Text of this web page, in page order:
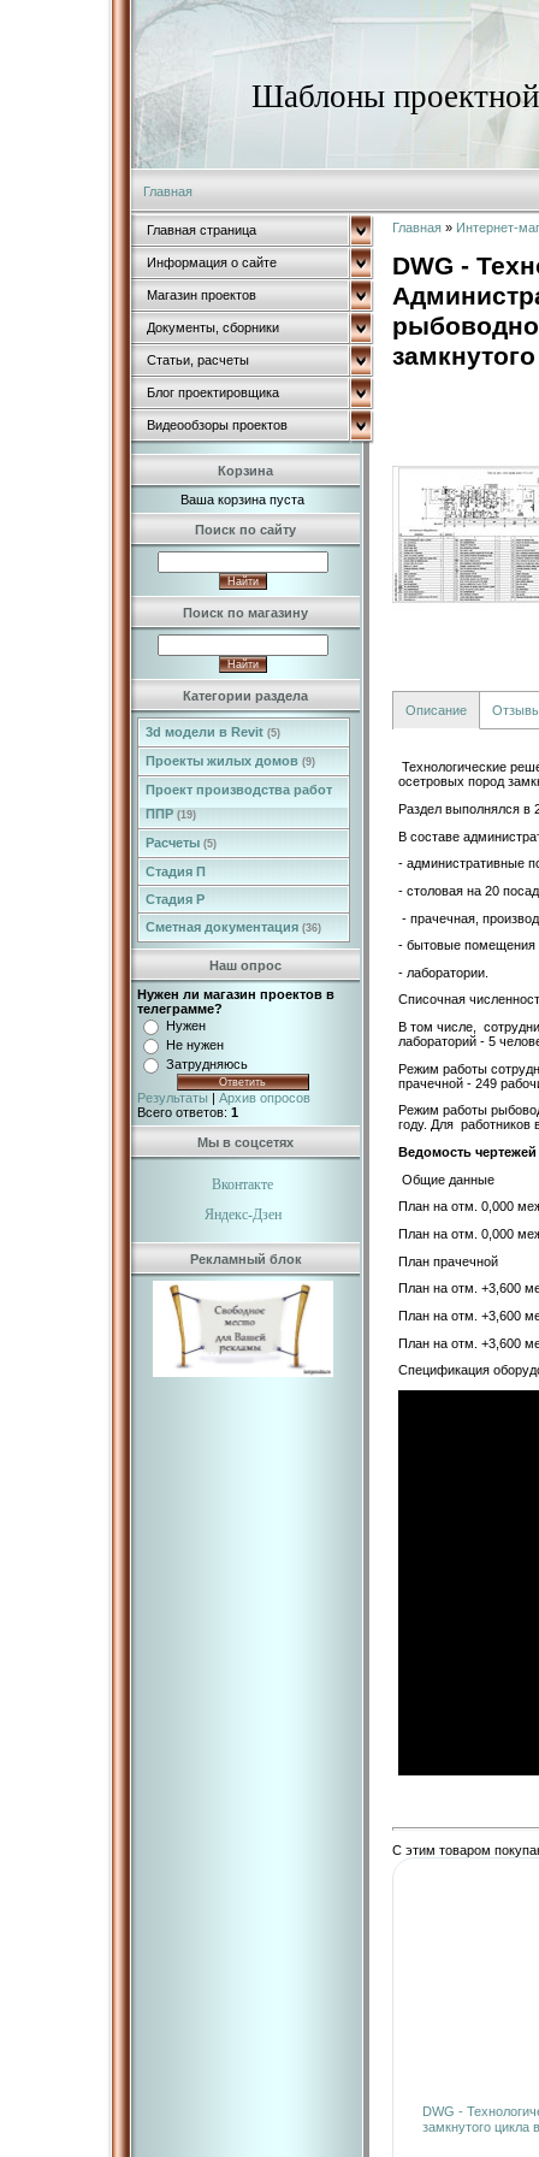
Шаблоны
Главная
Главная страница
Информация о сайте
Магазин проектов
Документы, сборники
Статьи, расчеты
Блог проектировщика
Видеообзоры проектов
Корзина
Ваша корзина пуста
Поиск по сайту
Поиск по магазину
Категории раздела
3d модели в Revit (5)
Проекты жилых домов (9)
Проект производства работ
ППР (19)
Расчеты (5)
Стадия П
Стадия Р
Сметная документация (36)
Наш опрос
Нужен ли магазин проектов в
телеграмме?
Нужен
Не нужен
Затрудняюсь
Результаты | Архив опросов
Всего ответов: 1
Мы в соцсетях
Вконтакте
Яндекс-Дзен
Рекламный блок
Главная » Интернет-
DWG -
Описание
Технологические
осетровых пород
Раздел выполнялся в
В составе
- административные
- столовая на 20
- прачечная,
- бытовые помещения
- лаборатории.
Списочная
В том числе,
лабораторий - 5
Режим работы
прачечной - 249
Режим работы
году. Для
Ведомость
Общие данные
План на отм. 0,000
План на отм. 0,000
План прачечной
План на отм. +3,600
План на отм. +3,600
План на отм. +3,600
Спецификация
С этим товаром
DWG -
замкнутого цикла